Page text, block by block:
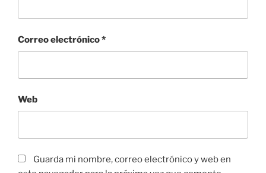
Correo electrónico*
Web
Guarda mi nombre, correo electrónico y web en